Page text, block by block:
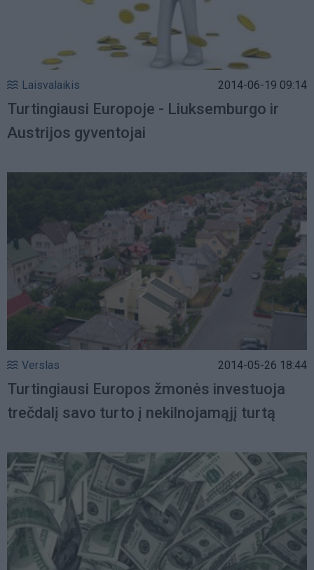
Laisvalaikis 2014-06-19 09:14
Turtingiausi Europoje - Liuksemburgo ir
Austrijos gyventojai
Verslas 2014-05-26 18:44
Turtingiausi Europos žmonės investuoja
trečdalį savo turto į nekilnojamąjį turtą